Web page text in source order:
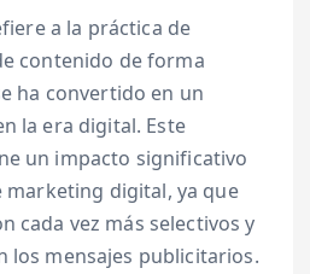
a la práctica de
contenido de forma
ha convertido en un
la era digital. Este
un impacto significativo
marketing digital, ya que
cada vez más selectivos y
los mensajes publicitarios.